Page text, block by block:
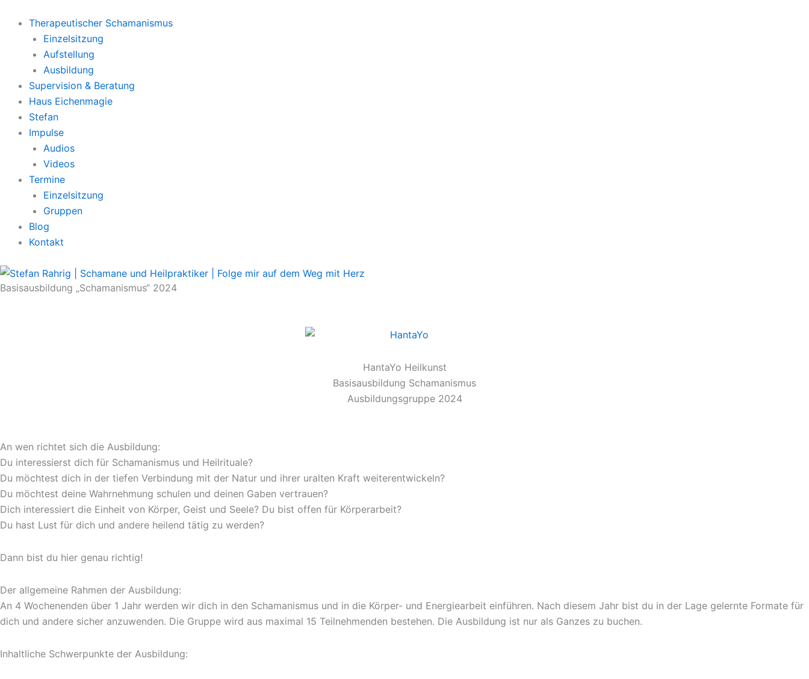
Therapeutischer Schamanismus
Einzelsitzung
Aufstellung
Ausbildung
Supervision & Beratung
Haus Eichenmagie
Stefan
Impulse
Audios
Videos
Termine
Einzelsitzung
Gruppen
Blog
Kontakt
Basisausbildung „Schamanismus“ 2024
HantaYo Heilkunst
Basisausbildung Schamanismus
Ausbildungsgruppe 2024
An wen richtet sich die Ausbildung:
Du interessierst dich für Schamanismus und Heilrituale?
Du möchtest dich in der tiefen Verbindung mit der Natur und ihrer uralten Kraft weiterentwickeln?
Du möchtest deine Wahrnehmung schulen und deinen Gaben vertrauen?
Dich interessiert die Einheit von Körper, Geist und Seele? Du bist offen für Körperarbeit?
Du hast Lust für dich und andere heilend tätig zu werden?
Dann bist du hier genau richtig!
Der allgemeine Rahmen der Ausbildung:
An 4 Wochenenden über 1 Jahr werden wir dich in den Schamanismus und in die Körper- und Energiearbeit einführen. Nach diesem Jahr bist du in der Lage gelernte Formate für
dich und andere sicher anzuwenden. Die Gruppe wird aus maximal 15 Teilnehmenden bestehen. Die Ausbildung ist nur als Ganzes zu buchen.
Inhaltliche Schwerpunkte der Ausbildung: